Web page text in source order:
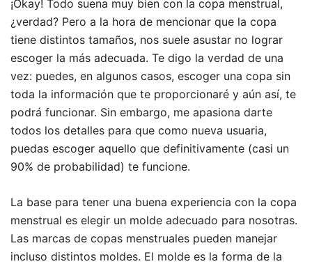
¡Okay! Todo suena muy bien con la copa menstrual,
¿verdad? Pero a la hora de mencionar que la copa
tiene distintos tamaños, nos suele asustar no lograr
escoger la más adecuada. Te digo la verdad de una
vez: puedes, en algunos casos, escoger una copa sin
toda la información que te proporcionaré y aún así, te
podrá funcionar. Sin embargo, me apasiona darte
todos los detalles para que como nueva usuaria,
puedas escoger aquello que definitivamente (casi un
90% de probabilidad) te funcione.
La base para tener una buena experiencia con la copa
menstrual es elegir un molde adecuado para nosotras.
Las marcas de copas menstruales pueden manejar
incluso distintos moldes. El molde es la forma de la